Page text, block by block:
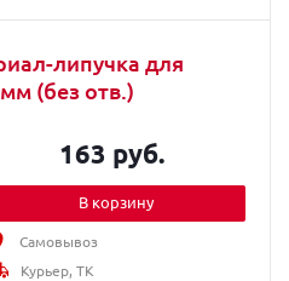
липучка для
(без отв.)
163 руб.
В корзину
Самовывоз
Курьер, ТК